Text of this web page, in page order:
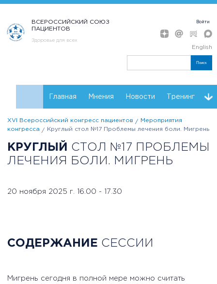
ВСЕРОССИЙСКИЙ СОЮЗ
ПАЦИЕНТОВ
Здоровье для всех
Войти
English
Поиск
Главная Мнения Новости Тренинг
Контакты Партнеры Конгресса Регистрация
Инструкции Резолюции
XVI Всероссийский конгресс пациентов
Мероприятия
конгресса
Круглый стол №17 Проблемы лечения боли. Мигрень
КРУГЛЫЙ
СТОЛ №17 ПРОБЛЕМЫ
ЛЕЧЕНИЯ БОЛИ. МИГРЕНЬ
20 ноября 2025 г. 16.00 - 17.30
СОДЕРЖАНИЕ СЕССИИ
Мигрень сегодня в полной мере можно считать